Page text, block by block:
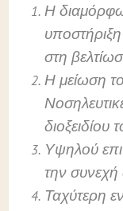
Η
στη
Η μείωση
Υψηλού
την
Ταχύτερη